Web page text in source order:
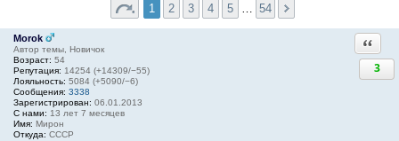
1 2 3 4 5 54
Morok
Автор темы, Новичок
Возраст: 54
Репутация: 14254 (+14309/−55)
Лояльность: 5084 (+5090/−6)
Сообщения: 3338
Зарегистрирован: 06.01.2013
С нами: 13 лет 7 месяцев
Имя: Мирон
Откуда: СССР
3